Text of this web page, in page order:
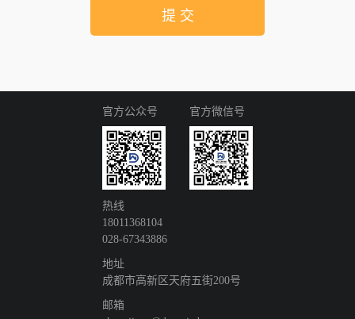
提 交
官方公众号 官方微信号
热线
18011368104
028-67343886
地址
成都市高新区天府五街200号
邮箱